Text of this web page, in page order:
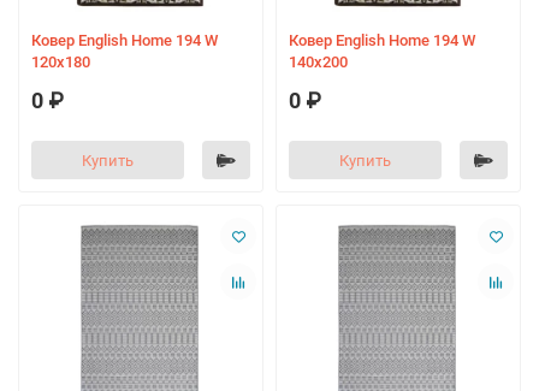
Ковер English Home 194 W
120х180
0 ₽
Купить
Ковер English Home 194 W
140х200
0 ₽
Купить